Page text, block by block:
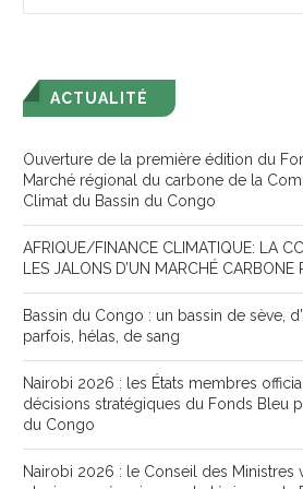
ACTUALITÉ
Ouverture de la première édition du
Marché régional du carbone de la
Climat du Bassin du Congo
AFRIQUE/FINANCE CLIMATIQUE: LA
LES JALONS D’UN MARCHÉ CARBONE
Bassin du Congo : un bassin de sève,
parfois, hélas, de sang
Nairobi 2026 : les États membres
décisions stratégiques du Fonds Bleu
du Congo
Nairobi 2026 : le Conseil des Ministres